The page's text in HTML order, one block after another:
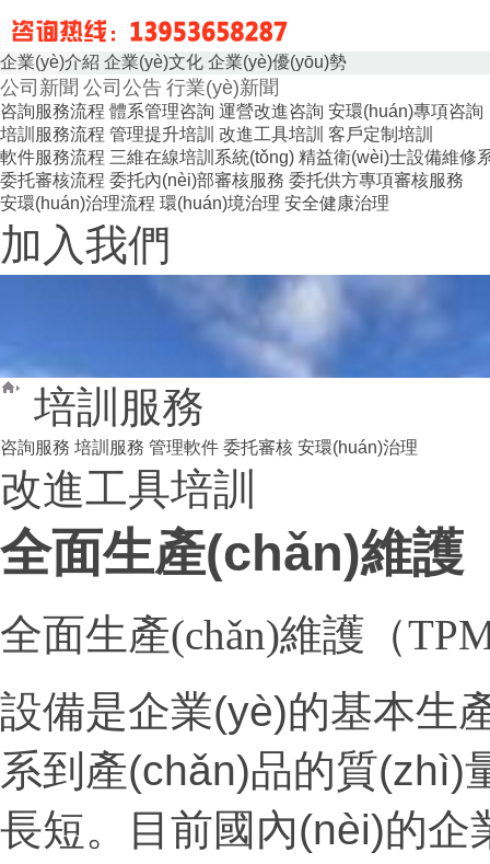
企業(yè)介紹 企業(yè)文化 企業(yè)優(yōu)勢
公司新聞 公司公告 行業(yè)新聞
咨詢服務流程 體系管理咨詢 運營改進咨詢 安環(huán)專項咨詢
培訓服務流程 管理提升培訓 改進工具培訓
客戶定制培訓
軟件服務流程 三維在線培訓系統(tǒng) 精益衛(wèi)士設備維修
委托審核流程 委托內(nèi)部審核服務 委托供方專項審核服務
安環(huán)治理流程 環(huán)境治理 安全健康治理
加入我們
培訓服務
咨詢服務 培訓服務 管理軟件 委托審核 安環(huán)治理
改進工具培訓
全面生產(chǎn)維護
全面生產(chǎn)維護（
設備是企業(yè)的基本生
系到產(chǎn)品的質(zhì)
長短。目前國內(nèi)的